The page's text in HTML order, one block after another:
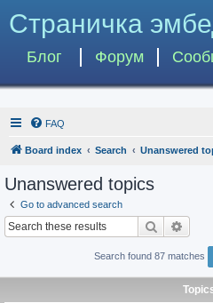
Страничка
Блог Форум
FAQ
Board index Search Unanswered
Unanswered topics
Go to advanced search
Search
Search found 87 matches